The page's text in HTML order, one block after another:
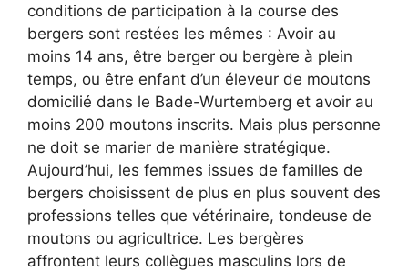
conditions de participation à la course des
bergers sont restées les mêmes : Avoir au
moins 14 ans, être berger ou bergère à plein
temps, ou être enfant d’un éleveur de moutons
domicilié dans le Bade-Wurtemberg et avoir au
moins 200 moutons inscrits. Mais plus personne
ne doit se marier de manière stratégique.
Aujourd’hui, les femmes issues de familles de
bergers choisissent de plus en plus souvent des
professions telles que vétérinaire, tondeuse de
moutons ou agricultrice. Les bergères
affrontent leurs collègues masculins lors de